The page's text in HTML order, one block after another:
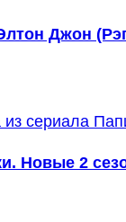
Джон
Новые 2